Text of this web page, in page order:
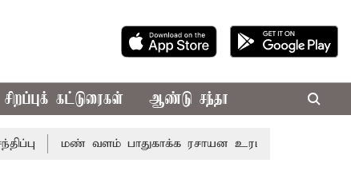
சிறப்புக் கட்டுரைகள் ஆண்டு சந்தா
மண் வளம் பாதுகாக்க ரசாயன உரம் பயன்பாட்டை தவிர்க்க